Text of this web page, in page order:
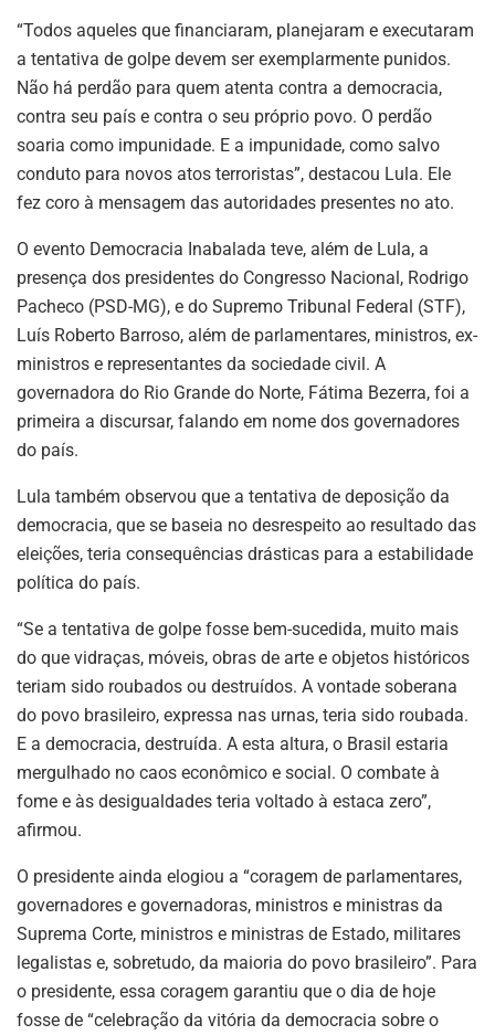
“Todos aqueles que financiaram, planejaram e executaram
a tentativa de golpe devem ser exemplarmente punidos.
Não há perdão para quem atenta contra a democracia,
contra seu país e contra o seu próprio povo. O perdão
soaria como impunidade. E a impunidade, como salvo
conduto para novos atos terroristas”, destacou Lula. Ele
fez coro à mensagem das autoridades presentes no ato.
O evento Democracia Inabalada teve, além de Lula, a
presença dos presidentes do Congresso Nacional, Rodrigo
Pacheco (PSD-MG), e do Supremo Tribunal Federal (STF),
Luís Roberto Barroso, além de parlamentares, ministros, ex-
ministros e representantes da sociedade civil. A
governadora do Rio Grande do Norte, Fátima Bezerra, foi a
primeira a discursar, falando em nome dos governadores
do país.
Lula também observou que a tentativa de deposição da
democracia, que se baseia no desrespeito ao resultado das
eleições, teria consequências drásticas para a estabilidade
política do país.
“Se a tentativa de golpe fosse bem-sucedida, muito mais
do que vidraças, móveis, obras de arte e objetos históricos
teriam sido roubados ou destruídos. A vontade soberana
do povo brasileiro, expressa nas urnas, teria sido roubada.
E a democracia, destruída. A esta altura, o Brasil estaria
mergulhado no caos econômico e social. O combate à
fome e às desigualdades teria voltado à estaca zero”,
afirmou.
O presidente ainda elogiou a “coragem de parlamentares,
governadores e governadoras, ministros e ministras da
Suprema Corte, ministros e ministras de Estado, militares
legalistas e, sobretudo, da maioria do povo brasileiro”. Para
o presidente, essa coragem garantiu que o dia de hoje
fosse de “celebração da vitória da democracia sobre o